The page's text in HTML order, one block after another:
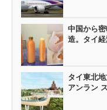
中国から
造。タイ
タイ東北
アンラン